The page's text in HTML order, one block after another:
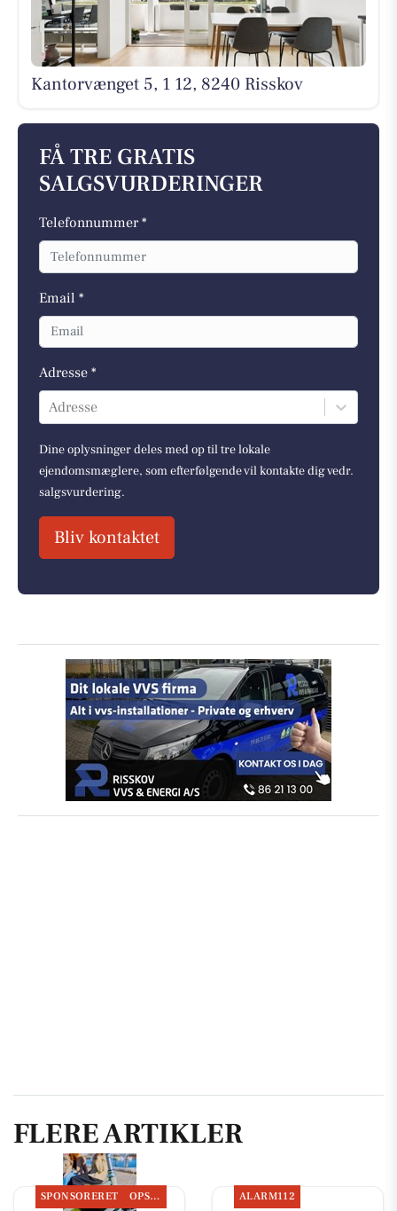
Kantorvænget 5, 1 12, 8240 Risskov
FÅ TRE GRATIS
SALGSVURDERINGER
Telefonnummer *
Email *
Adresse *
Adresse
Dine oplysninger deles med op til tre lokale
ejendomsmæglere, som efterfølgende vil kontakte dig vedr.
salgsvurdering.
Bliv kontaktet
FLERE ARTIKLER
SPONSORERET OPSLAGSTAVLEN ALARM112